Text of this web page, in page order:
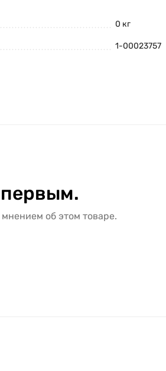
0 кг
1-00023757
об этом товаре.